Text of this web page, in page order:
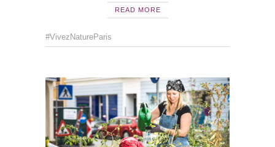
READ MORE
#VivezNatureParis